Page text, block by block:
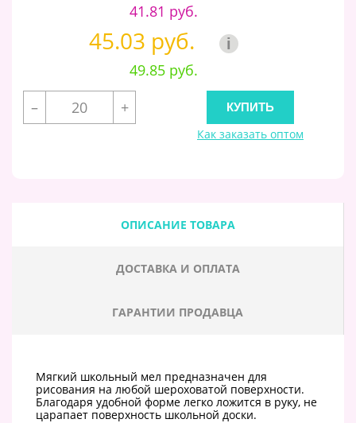
41.81 руб.
45.03 руб. i
49.85 руб.
–
+
Как заказать оптом
ОПИСАНИЕ ТОВАРА
ДОСТАВКА И ОПЛАТА
ГАРАНТИИ ПРОДАВЦА
Мягкий школьный мел предназначен для
рисования на любой шероховатой поверхности.
Благодаря удобной форме легко ложится в руку, не
царапает поверхность школьной доски.